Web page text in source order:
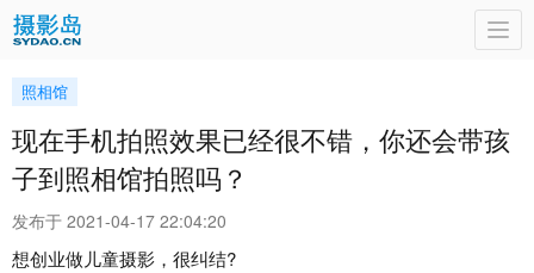
照相馆
现在手机拍照效果已经很不错，你还会带孩
子到照相馆拍照吗？
发布于 2021-04-17 22:04:20
想创业做儿童摄影，很纠结?